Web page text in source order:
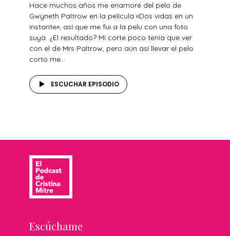
Hace muchos años me enamoré del pelo de
Gwyneth Paltrow en la película «Dos vidas en un
instante», así que me fui a la pelu con una foto
suya. ¿El resultado? Mi corte poco tenía que ver
con el de Mrs Paltrow, pero aún así llevar el pelo
corto me...
ESCUCHAR EPISODIO
Escúchame